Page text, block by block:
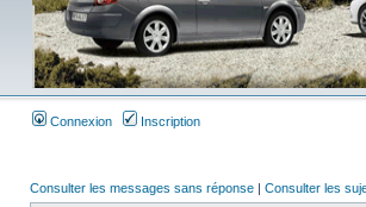
Connexion Inscription
Consulter les messages sans réponse | Consulter les